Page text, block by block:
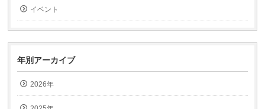
で
送
信
(新
い
ィ
ン
ド
ウ
で
開
ィ
ン
ド
ウ
開
ま
す)
イベント
年別アーカイブ
2026年